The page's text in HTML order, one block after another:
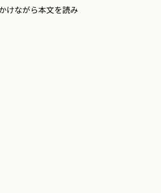
けながら本文を読み